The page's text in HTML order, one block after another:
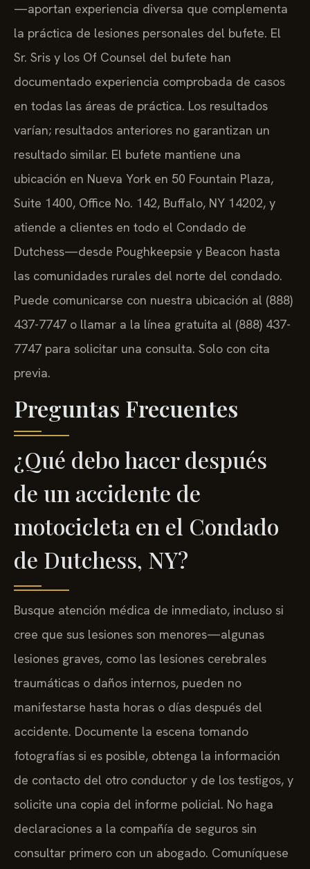
—aportan experiencia diversa que complementa
la práctica de lesiones personales del bufete. El
Sr. Sris y los Of Counsel del bufete han
documentado experiencia comprobada de casos
en todas las áreas de práctica. Los resultados
varían; resultados anteriores no garantizan un
resultado similar. El bufete mantiene una
ubicación en Nueva York en 50 Fountain Plaza,
Suite 1400, Office No. 142, Buffalo, NY 14202, y
atiende a clientes en todo el Condado de
Dutchess—desde Poughkeepsie y Beacon hasta
las comunidades rurales del norte del condado.
Puede comunicarse con nuestra ubicación al (888)
437-7747 o llamar a la línea gratuita al (888) 437-
7747 para solicitar una consulta. Solo con cita
previa.
Preguntas Frecuentes
¿Qué debo hacer después
de un accidente de
motocicleta en el Condado
de Dutchess, NY?
Busque atención médica de inmediato, incluso si
cree que sus lesiones son menores—algunas
lesiones graves, como las lesiones cerebrales
traumáticas o daños internos, pueden no
manifestarse hasta horas o días después del
accidente. Documente la escena tomando
fotografías si es posible, obtenga la información
de contacto del otro conductor y de los testigos, y
solicite una copia del informe policial. No haga
declaraciones a la compañía de seguros sin
consultar primero con un abogado. Comuníquese